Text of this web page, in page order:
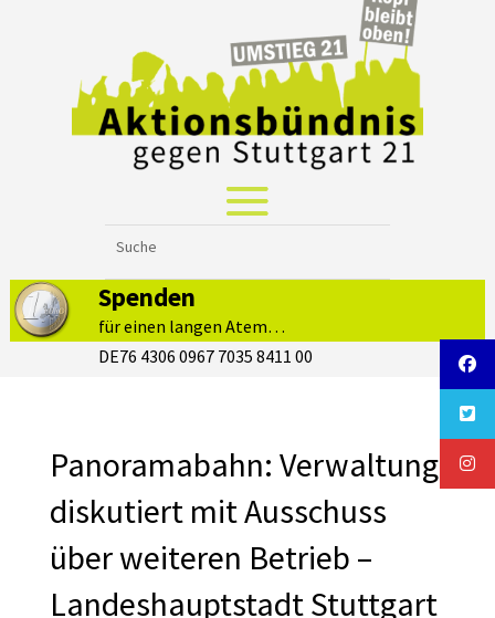
Spenden
für einen langen Atem…
DE76 4306 0967 7035 8411 00
Panoramabahn: Verwaltung
diskutiert mit Ausschuss
über weiteren Betrieb –
Landeshauptstadt Stuttgart